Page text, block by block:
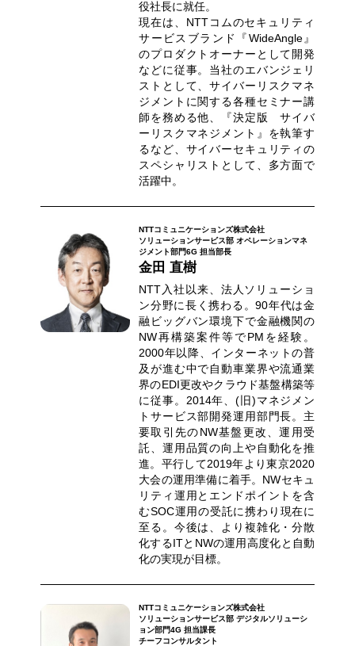
役社長に就任。
現在は、NTTコムのセキュリティ
サービスブランド『WideAngle』
のプロダクトオーナーとして開発
などに従事。当社のエバンジェリ
ストとして、サイバーリスクマネ
ジメントに関する各種セミナー講
師を務める他、『決定版 サイバ
ーリスクマネジメント』を執筆す
るなど、サイバーセキュリティの
スペシャリストとして、多方面で
活躍中。
NTTコミュニケーションズ株式会社
ソリューションサービス部 オペレーションマネ
ジメント部門6G 担当部長
金田 直樹
NTT入社以来、法人ソリューショ
ン分野に長く携わる。90年代は金
融ビッグバン環境下で金融機関の
NW再構築案件等でPMを経験。
2000年以降、インターネットの普
及が進む中で自動車業界や流通業
界のEDI更改やクラウド基盤構築等
に従事。2014年、(旧)マネジメン
トサービス部開発運用部門長。主
要取引先のNW基盤更改、運用受
託、運用品質の向上や自動化を推
進。平行して2019年より東京2020
大会の運用準備に着手。NWセキュ
リティ運用とエンドポイントを含
むSOC運用の受託に携わり現在に
至る。今後は、より複雑化・分散
化するITとNWの運用高度化と自動
化の実現が目標。
NTTコミュニケーションズ株式会社
ソリューションサービス部 デジタルソリューシ
ョン部門4G 担当課長
チーフコンサルタント